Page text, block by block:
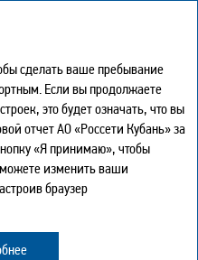
Искать
электросетевого комплекса
в отчетном году Компания
электросетевого
сделать ваше пребывание
Если вы продолжаете
это будет означать, что вы
отчет АО «Россети Кубань» за
«Я принимаю», чтобы
изменить ваши
браузер